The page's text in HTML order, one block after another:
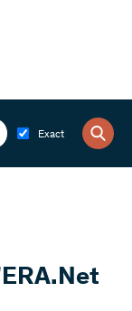
Exact